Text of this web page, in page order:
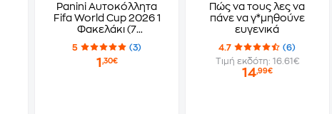
Panini Αυτοκόλλητα
Fifa World Cup 2026 1
Φακελάκι (7
Αυτοκόλλητα)
5 (3)
1 ,30€
Πώς να τους λες να
πάνε να γ*μηθούνε
ευγενικά
4.7
(6)
Τιμή εκδότη: 16.61€
14,99€